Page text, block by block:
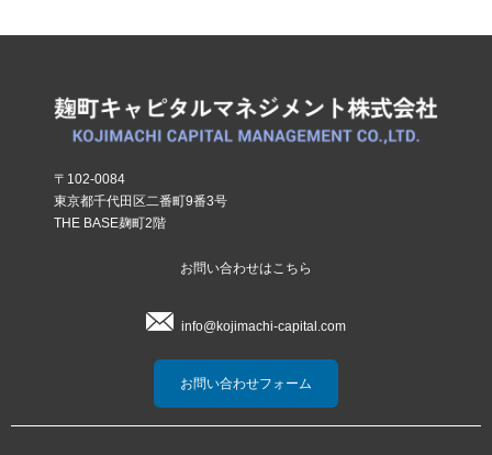
〒102-0084
東京都千代田区二番町9番3号
THE BASE麹町2階
お問い合わせはこちら
info@kojimachi-capital.com
お問い合わせフォーム